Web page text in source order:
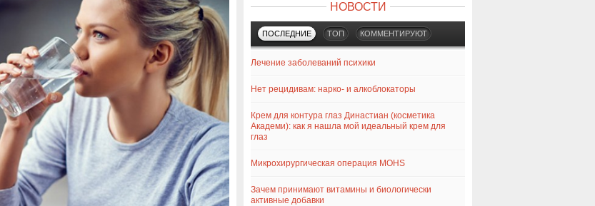
НОВОСТИ
ПОСЛЕДНИЕ ТОП КОММЕНТИРУЮТ
Лечение заболеваний психики
Нет рецидивам: нарко- и алкоблокаторы
Крем для контура глаз Династиан (косметика
Академи): как я нашла мой идеальный крем для
глаз
Микрохирургическая операция MOHS
Зачем принимают витамины и биологически
активные добавки